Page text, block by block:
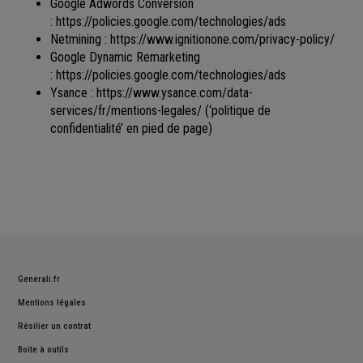
Google Adwords Conversion
: https://policies.google.com/technologies/ads
Netmining : https://www.ignitionone.com/privacy-policy/
Google Dynamic Remarketing
: https://policies.google.com/technologies/ads
Ysance : https://www.ysance.com/data-
services/fr/mentions-legales/ (‘politique de
confidentialité’ en pied de page)
Generali.fr
Mentions légales
Résilier un contrat
Boite à outils